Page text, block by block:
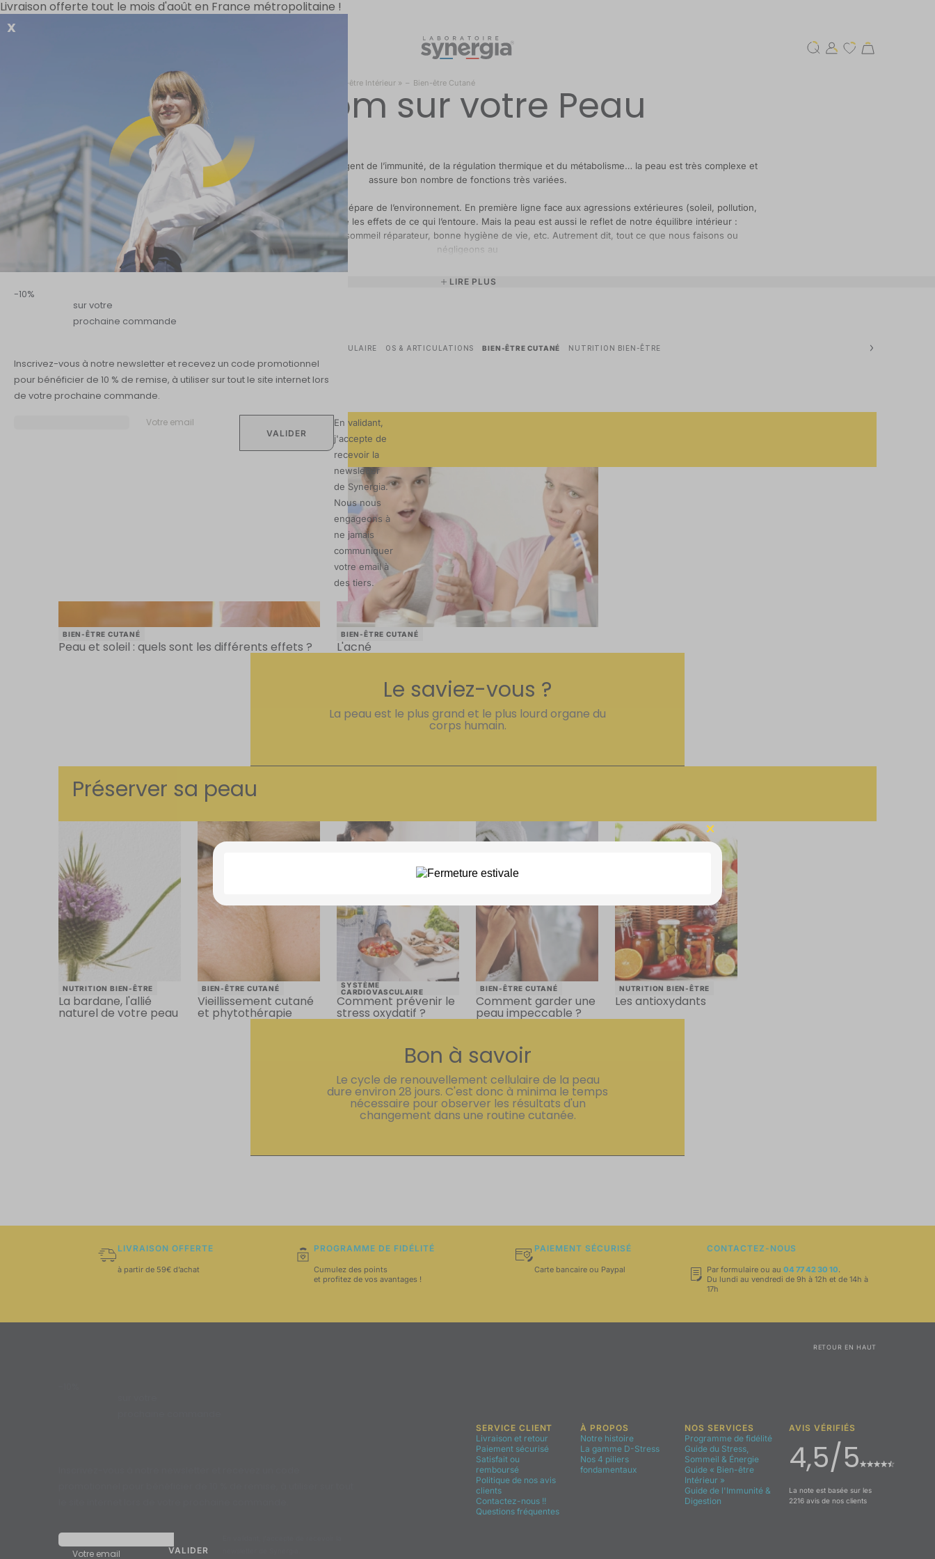
Livraison offerte tout le mois d'août en France métropolitaine !
X
-10%
sur votre
prochaine commande
Inscrivez-vous à notre newsletter et recevez un code promotionnel
pour bénéficier de 10 % de remise, à utiliser sur tout le site internet lors
de votre prochaine commande.
Votre email
En validant,
j'accepte de
recevoir la
newsletter
de Synergia.
Nous nous
engageons à
ne jamais
communiquer
votre email à
des tiers.
Circulation & système cardiovasculaire Tous nos conseils « Bien-être Intérieur » – Bien-être Cutané
Zoom sur votre Peau
Organe sensoriel, barrière physique, agent de l’immunité, de la régulation thermique et du métabolisme… la peau est très complexe et
assure bon nombre de fonctions très variées.
La peau constitue l’interface qui nous sépare de l’environnement. En première ligne face aux agressions extérieures (soleil, pollution,
climat…), elle subit en permanence les effets de ce qui l’entoure. Mais la peau est aussi le reflet de notre équilibre intérieur :
alimentation saine, soins adaptés, sommeil réparateur, bonne hygiène de vie, etc. Autrement dit, tout ce que nous faisons ou
négligeons au
LIRE PLUS
SYSTÈME CARDIOVASCULAIRE OS & ARTICULATIONS BIEN-ÊTRE CUTANÉ NUTRITION BIEN-ÊTRE
La peau
BIEN-ÊTRE CUTANÉ
Peau et soleil : quels sont les différents effets ?
BIEN-ÊTRE CUTANÉ
L'acné
Le saviez-vous ?
La peau est le plus grand et le plus lourd organe du
corps humain.
Préserver sa peau
NUTRITION BIEN-ÊTRE
La bardane, l'allié
naturel de votre peau
BIEN-ÊTRE CUTANÉ
Vieillissement cutané
et phytothérapie
SYSTÈME
CARDIOVASCULAIRE
Comment prévenir le
stress oxydatif ?
BIEN-ÊTRE CUTANÉ
Comment garder une
peau impeccable ?
NUTRITION BIEN-ÊTRE
Les antioxydants
Bon à savoir
Le cycle de renouvellement cellulaire de la peau
dure environ 28 jours. C'est donc à minima le temps
nécessaire pour observer les résultats d'un
changement dans une routine cutanée.
LIVRAISON OFFERTE
à partir de 59€ d’achat
PROGRAMME DE FIDÉLITÉ
Cumulez des points
et profitez de vos avantages !
PAIEMENT SÉCURISÉ
Carte bancaire ou Paypal
CONTACTEZ-NOUS
Par formulaire ou au 04 77 42 30 10.
Du lundi au vendredi de 9h à 12h et de 14h à
17h
RETOUR EN HAUT
Votre email
SERVICE CLIENT
Livraison et retour
Paiement sécurisé
Satisfait ou
remboursé
Politique de nos avis
clients
Contactez-nous !!
Questions fréquentes
À PROPOS
Notre histoire
La gamme D-Stress
Nos 4 piliers
fondamentaux
NOS SERVICES
Programme de fidélité
Guide du Stress,
Sommeil & Énergie
Guide « Bien-être
Intérieur »
Guide de l'Immunité &
Digestion
AVIS VÉRIFIÉS
4,5/5
La note est basée sur les
2216 avis de nos clients